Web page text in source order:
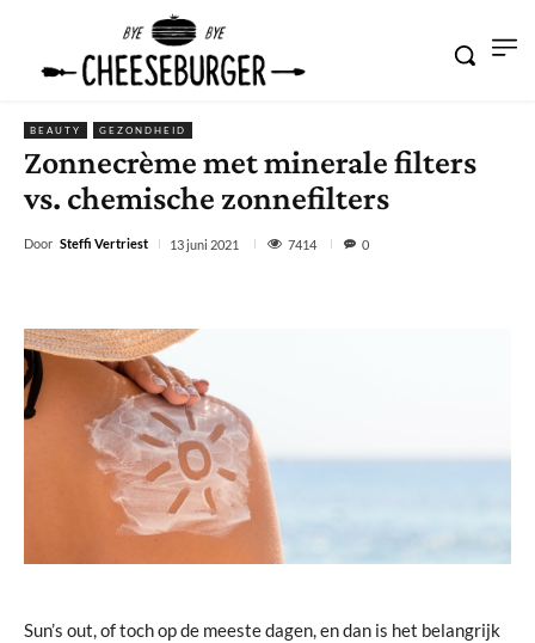
BEAUTY GEZONDHEID
Zonnecrème met minerale filters
vs. chemische zonnefilters
Door Steffi Vertriest 13 juni 2021 7414 0
Sun’s out, of toch op de meeste dagen, en dan is het belangrijk